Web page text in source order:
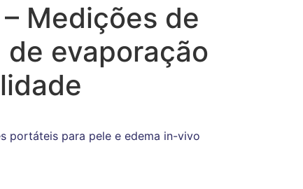
Medições de
de evaporação
portáteis para pele e edema in-vivo